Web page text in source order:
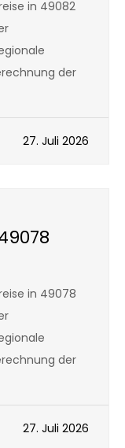
in 49082
der
27. Juli 2026
in 49078
der
27. Juli 2026